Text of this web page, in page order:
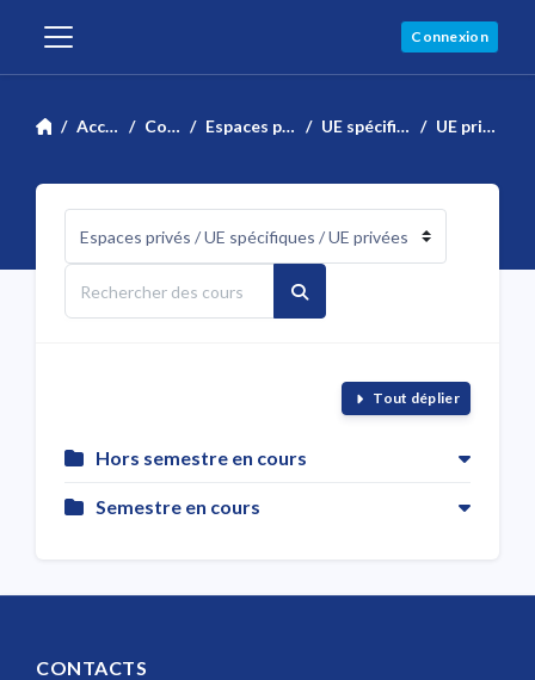
Connexion
Accueil Cours Espaces privés UE spécifiques UE privées
Catégories de cours
Rechercher des cours
Tout déplier
Hors semestre en cours
Semestre en cours
CONTACTS